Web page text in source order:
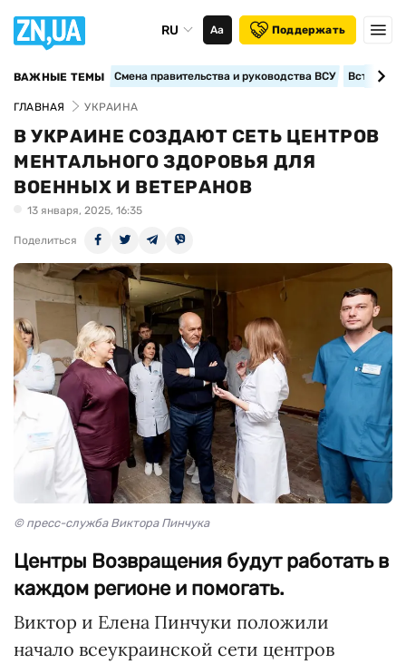
RU Аа Поддержать
ВАЖНЫЕ ТЕМЫ Смена правительства и руководства ВСУ
ГЛАВНАЯ УКРАИНА
В УКРАИНЕ СОЗДАЮТ СЕТЬ ЦЕНТРОВ
МЕНТАЛЬНОГО ЗДОРОВЬЯ ДЛЯ
ВОЕННЫХ И ВЕТЕРАНОВ
13 января, 2025, 16:35
Поделиться
© пресс-служба Виктора Пинчука
Центры Возвращения будут работать в
каждом регионе и помогать.
Виктор и Елена Пинчуки положили
начало всеукраинской сети центров